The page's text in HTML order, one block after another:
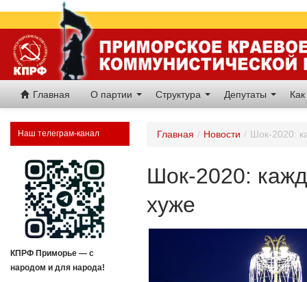
Главная О партии Структура Депутаты
Наш телеграм-канал
КПРФ Приморье — с
народом и для народа!
Главная / Новости / Шок-2020:
Шок-2020:
хуже